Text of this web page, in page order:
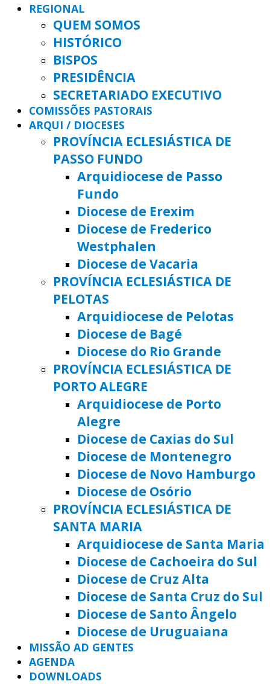
REGIONAL
QUEM SOMOS
HISTÓRICO
BISPOS
PRESIDÊNCIA
SECRETARIADO EXECUTIVO
COMISSÕES PASTORAIS
ARQUI / DIOCESES
PROVÍNCIA ECLESIÁSTICA DE
PASSO FUNDO
Arquidiocese de Passo
Fundo
Diocese de Erexim
Diocese de Frederico
Westphalen
Diocese de Vacaria
PROVÍNCIA ECLESIÁSTICA DE
PELOTAS
Arquidiocese de Pelotas
Diocese de Bagé
Diocese do Rio Grande
PROVÍNCIA ECLESIÁSTICA DE
PORTO ALEGRE
Arquidiocese de Porto
Alegre
Diocese de Caxias do Sul
Diocese de Montenegro
Diocese de Novo Hamburgo
Diocese de Osório
PROVÍNCIA ECLESIÁSTICA DE
SANTA MARIA
Arquidiocese de Santa Maria
Diocese de Cachoeira do Sul
Diocese de Cruz Alta
Diocese de Santa Cruz do Sul
Diocese de Santo Ângelo
Diocese de Uruguaiana
MISSÃO AD GENTES
AGENDA
DOWNLOADS